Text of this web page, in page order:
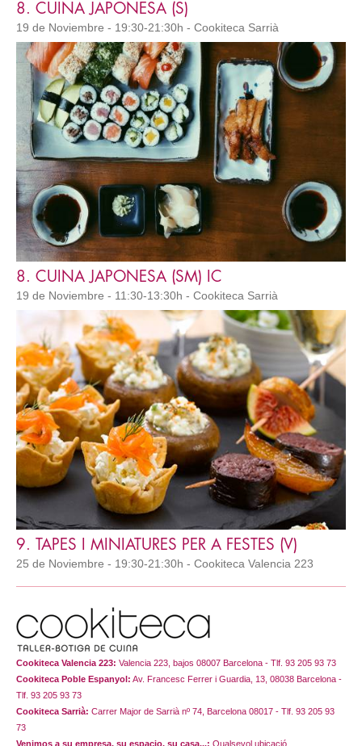
8. CUINA JAPONESA (S)
19 de Noviembre - 19:30-21:30h - Cookiteca Sarrià
8. CUINA JAPONESA (SM) IC
19 de Noviembre - 11:30-13:30h - Cookiteca Sarrià
9. TAPES I MINIATURES PER A FESTES (V)
25 de Noviembre - 19:30-21:30h - Cookiteca Valencia 223
Cookiteca Valencia 223: Valencia 223, bajos 08007 Barcelona - Tlf. 93 205 93 73
Cookiteca Poble Espanyol: Av. Francesc Ferrer i Guardia, 13, 08038 Barcelona -
Tlf. 93 205 93 73
Cookiteca Sarrià: Carrer Major de Sarrià nº 74, Barcelona 08017 - Tlf. 93 205 93
73
Venimos a su empresa, su espacio, su casa...: Qualsevol ubicació